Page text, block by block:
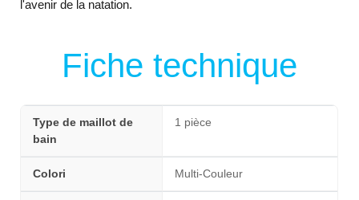
l'avenir de la natation.
Fiche technique
Type de maillot de
bain
1 pièce
Colori Multi-Couleur